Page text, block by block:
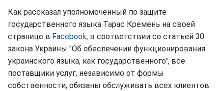
Как рассказал уполномоченный по защите
государственного языка Тарас Кремень на своей
странице в Facebook, в соответствии со статьей 30
закона Украины "Об обеспечении функционирования
украинского языка, как государственного", все
поставщики услуг, независимо от формы
собственности, обязаны обслуживать всех клиентов